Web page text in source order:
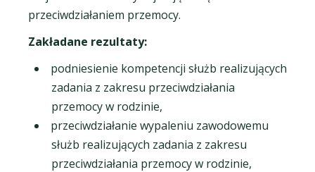
przeciwdziałaniem przemocy.
Zakładane rezultaty:
podniesienie kompetencji służb realizujących
zadania z zakresu przeciwdziałania
przemocy w rodzinie,
przeciwdziałanie wypaleniu zawodowemu
służb realizujących zadania z zakresu
przeciwdziałania przemocy w rodzinie,